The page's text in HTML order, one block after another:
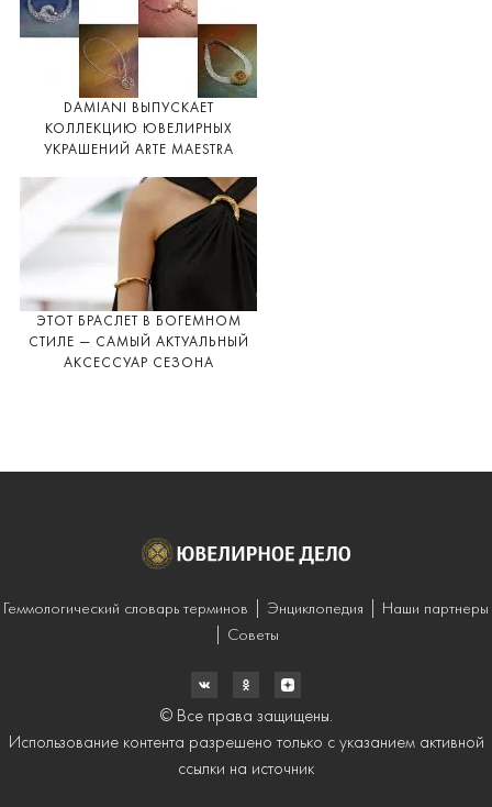
DAMIANI ВЫПУСКАЕТ
КОЛЛЕКЦИЮ ЮВЕЛИРНЫХ
УКРАШЕНИЙ ARTE MAESTRA
ЭТОТ БРАСЛЕТ В БОГЕМНОМ
СТИЛЕ — САМЫЙ АКТУАЛЬНЫЙ
АКСЕССУАР СЕЗОНА
Геммологический словарь терминов Энциклопедия
Наши партнеры
Советы
© Все права защищены.
Использование контента разрешено только с указанием активной
ссылки на источник